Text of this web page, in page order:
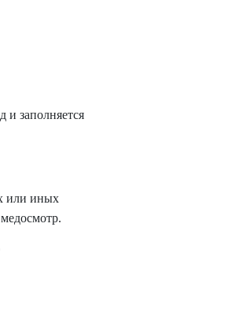
и заполняется
или иных